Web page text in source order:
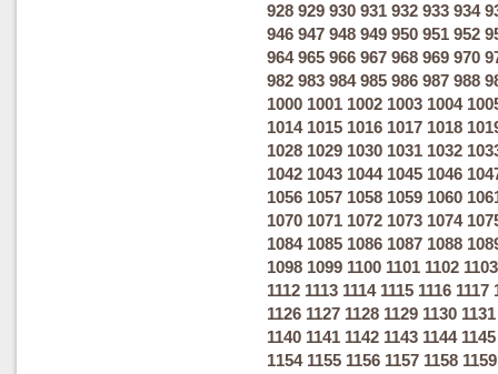
928 929 930 931 932 933 934
946 947 948 949 950 951 952
964 965 966 967 968 969 970
982 983 984 985 986 987 988
1000 1001 1002 1003 1004
1014 1015 1016 1017 1018
1028 1029 1030 1031 1032
1042 1043 1044 1045 1046
1056 1057 1058 1059 1060
1070 1071 1072 1073 1074
1084 1085 1086 1087 1088
1098 1099 1100 1101 1102 1103
1112 1113 1114 1115 1116 1117
1126 1127 1128 1129 1130 1131
1140 1141 1142 1143 1144 1145
1154 1155 1156 1157 1158 1159